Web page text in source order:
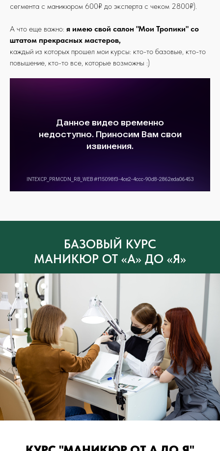
сегмента с маникюром 600₽ до эксперта с чеком 2800₽).
А что еще важно: я имею свой салон "Мои Тропики" со
штатом прекрасных мастеров,
каждый из которых прошел мои курсы: кто-то базовые, кто-то
повышение, кто-то все, которые возможны :)
БАЗОВЫЙ КУРС
МАНИКЮР ОТ «А» ДО «Я»